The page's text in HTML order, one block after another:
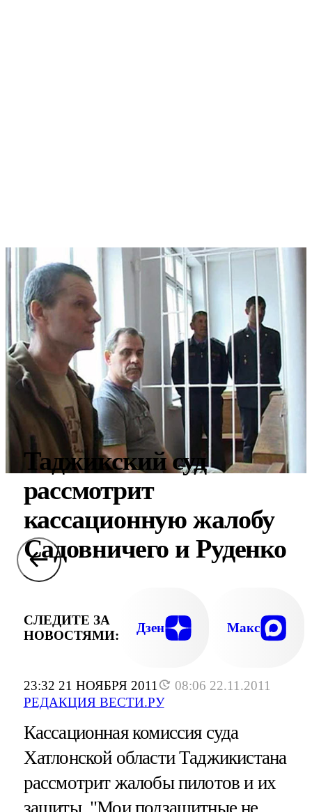
23:32 21 НОЯБРЯ 2011
08:06 22.11.2011
РЕДАКЦИЯ ВЕСТИ.РУ
Таджикский суд
рассмотрит
кассационную жалобу
Садовничего и Руденко
СЛЕДИТЕ ЗА
НОВОСТЯМИ:
Дзен Макс
Кассационная комиссия суда
Хатлонской области Таджикистана
рассмотрит жалобы пилотов и их